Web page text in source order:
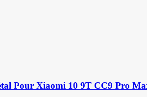
Pour Xiaomi 10 9T CC9 Pro